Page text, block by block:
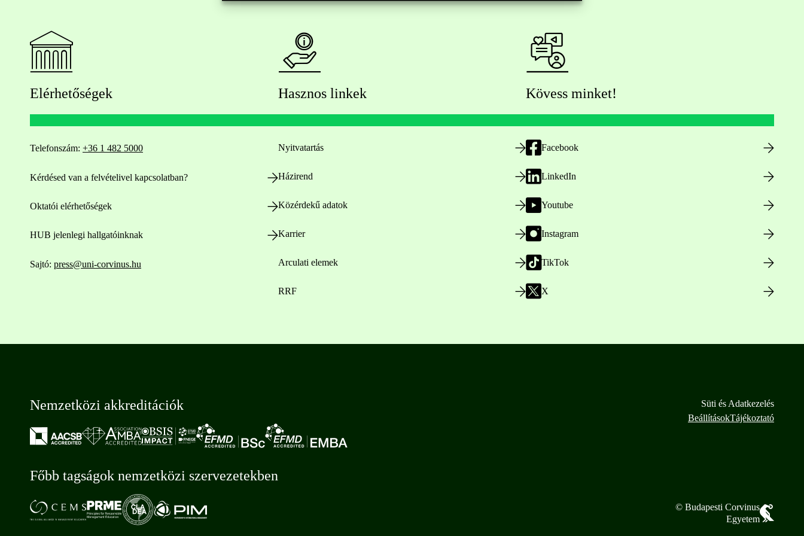
Elérhetőségek
Telefonszám: +36 1 482 5000
Kérdésed van a felvételivel kapcsolatban?
Oktatói elérhetőségek
HUB jelenlegi hallgatóinknak
Sajtó: press@uni-corvinus.hu
Hasznos linkek
Nyitvatartás
Házirend
Közérdekű adatok
Karrier
Arculati elemek
RRF
Kövess minket!
Facebook
LinkedIn
Youtube
Instagram
TikTok
X
Nemzetközi akkreditációk
Főbb tagságok nemzetközi szervezetekben
Süti és Adatkezelés
BeállításokTájékoztató
© Budapesti Corvinus
Egyetem